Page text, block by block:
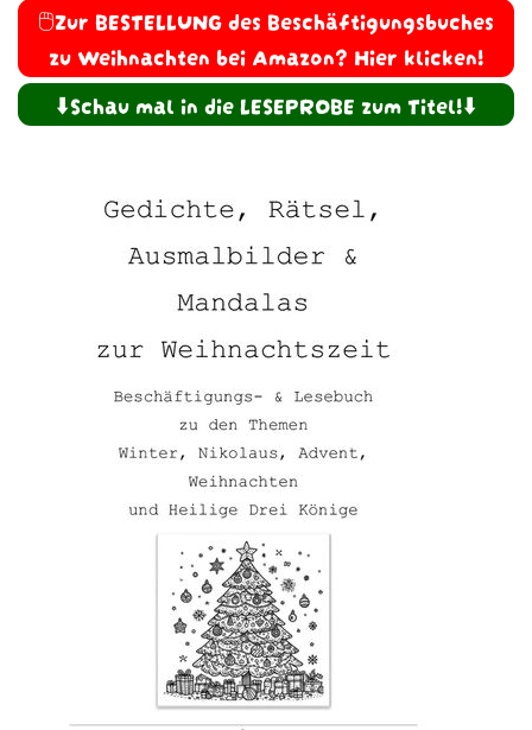
🖱️Zur BESTELLUNG des Beschäftigungsbuches
zu Weihnachten bei Amazon? Hier klicken!
⬇️Schau mal in die LESEPROBE zum Titel!⬇️